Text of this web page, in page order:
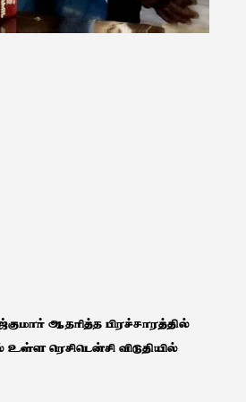
ஆதரித்த பிரச்சாரத்தில்
ரெசிடென்சி விடுதியில்